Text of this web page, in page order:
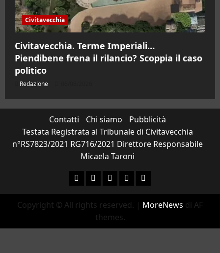
Civitavecchia
Civitavecchia. Terme Imperiali…
Piendibene frena il rilancio? Scoppia il caso
politico
Redazione
Contatti Chi siamo
Pubblicità
Testata Registrata al Tribunale di Civitavecchia
n°RS7823/2021 RG716/2021 Direttore Responsabile
Micaela Taroni
FacebookInstagram
YouTubeTwitterEmail
Copyright © All rights reserved. | MoreNews di AF
themes.